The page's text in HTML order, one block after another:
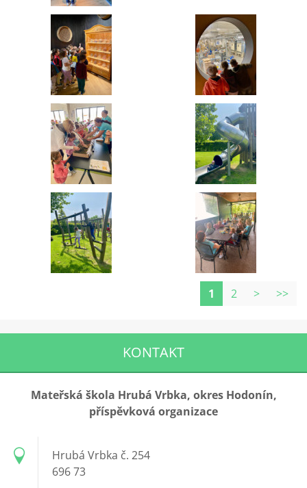
1 2 > >>
KONTAKT
Mateřská škola Hrubá Vrbka, okres Hodonín,
příspěvková organizace
Hrubá Vrbka č. 254
696 73